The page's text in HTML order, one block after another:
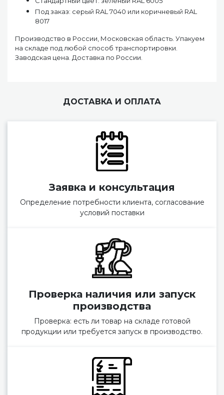
Под заказ: серый RAL 7040 или коричневый RAL
8017
Производство в России, Московская область. Упакуем
на складе под любой способ транспортировки.
Заводская цена. Доставка по России.
ДОСТАВКА И ОПЛАТА
Заявка и консультация
Определение потребности клиента, согласование
условий поставки
Проверка наличия или запуск
производства
Проверка: есть ли товар на складе готовой
продукции или требуется запуск в производство.